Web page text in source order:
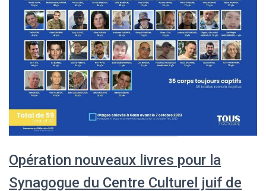
Opération nouveaux livres pour la
Synagogue du Centre Culturel juif de